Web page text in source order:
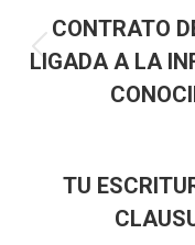
entre
CONTRATO
LIGADA A LA
TU